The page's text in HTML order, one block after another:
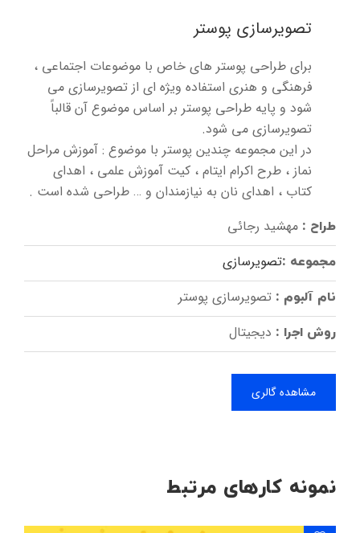
تصویرسازی پوستر
برای طراحی پوستر های خاص با موضوعات اجتماعی ،
فرهنگی و هنری استفاده ویژه ای از تصویرسازی می
شود و پایه طراحی پوستر بر اساس موضوع آن قالباً
تصویرسازی می شود.
در این مجموعه چندین پوستر با موضوع : آموزش مراحل
نماز ، طرح اکرام ایتام ، کیت آموزش علمی ، اهدای
کتاب ، اهدای نان به نیازمندان و … طراحی شده است .
طراح : مهشید رجائی
مجموعه :تصویرسازی
نام آلبوم : تصویرسازی پوستر
روش اجرا : دیجیتال
مشاهده گالری
نمونه کارهای مرتبط